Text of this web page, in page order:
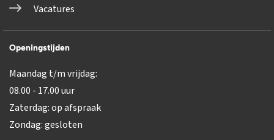
Vacatures
Openingstijden
Maandag t/m vrijdag:
08.00 - 17.00 uur
Zaterdag: op afspraak
Zondag: gesloten